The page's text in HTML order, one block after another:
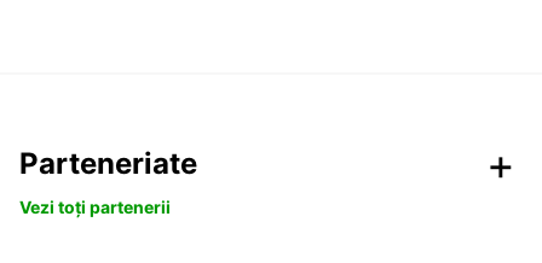
Parteneriate
Vezi toți partenerii